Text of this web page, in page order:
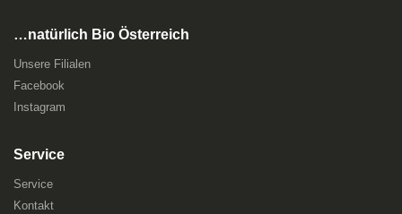
…natürlich Bio Österreich
Unsere Filialen
Facebook
Instagram
Service
Service
Kontakt